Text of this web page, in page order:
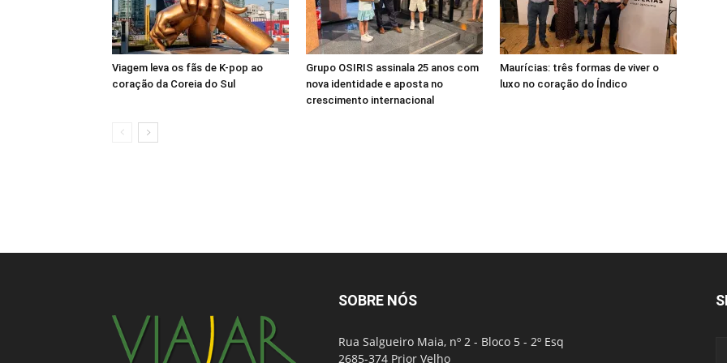
Viagem leva os fãs de K-pop ao
coração da Coreia do Sul
Grupo OSIRIS assinala 25 anos com
nova identidade e aposta no
crescimento internacional
Maurícias: três formas de viver o
luxo no coração do Índico
SOBRE NÓS
Rua Salgueiro Maia, nº 2 - Bloco 5 - 2º Esq
2685-374 Prior Velho